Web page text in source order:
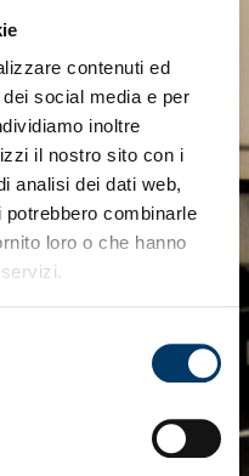
contenuti ed
social media e per
inoltre
il nostro sito con i
analisi dei dati web,
combinarle
loro o che hanno